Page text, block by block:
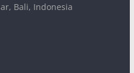
Bali, Indonesia